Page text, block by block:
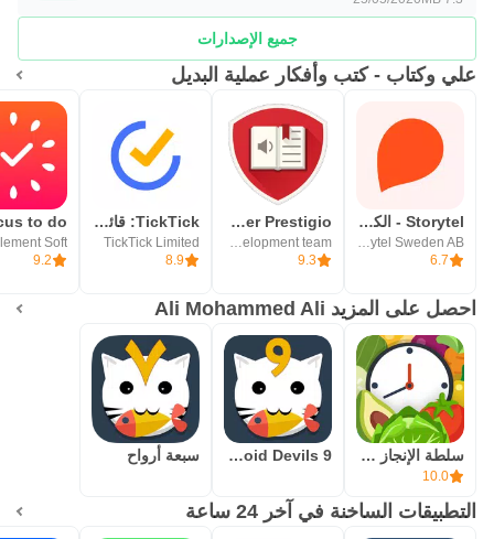
جميع الإصدارات
علي وكتاب - كتب وأفكار عملية البديل
Storytel - الكتب و كتب صوتية
Storytel Sweden AB
6.7
eReader Prestigio و: كتاب
Prestigio development team
9.3
TickTick: قائمة المهام والمهام
TickTick Limited
8.9
9.2
احصل على المزيد Ali Mohammed Ali
سلطة الإنجاز : ركز وانجز
10.0
9 Souls : Avoid Devils سبعة أرواح
التطبيقات الساخنة في آخر 24 ساعة